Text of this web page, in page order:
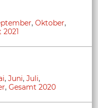
, Oktober,
, Juni, Juli,
, Gesamt 2020